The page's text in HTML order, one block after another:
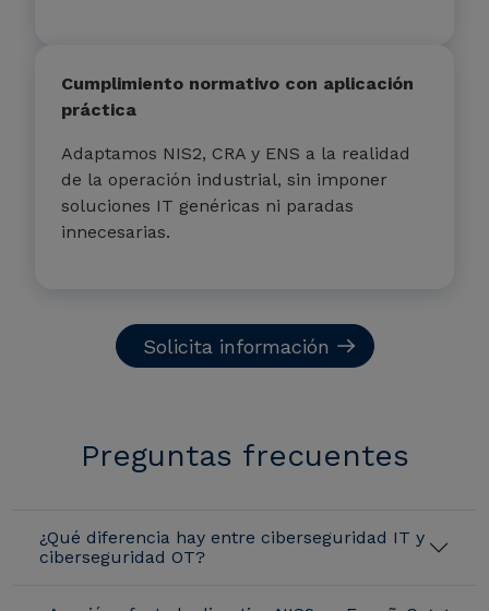
Cumplimiento normativo con aplicación
práctica
Adaptamos NIS2, CRA y ENS a la realidad
de la operación industrial, sin imponer
soluciones IT genéricas ni paradas
innecesarias.
Solicita información
Preguntas frecuentes
¿Qué diferencia hay entre ciberseguridad IT y
ciberseguridad OT?